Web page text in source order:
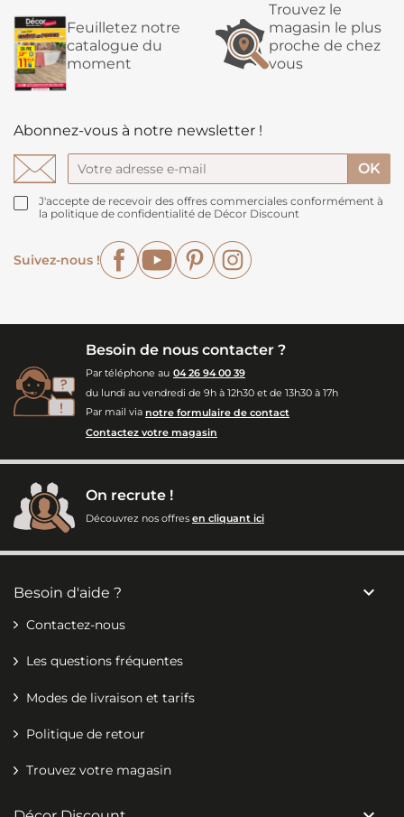
Feuilletez notre
catalogue du
moment
Trouvez le
magasin le plus
proche de chez
vous
Abonnez-vous à notre newsletter !
J'accepte de recevoir des offres commerciales conformément à
la politique de confidentialité de Décor Discount
Suivez-nous !
FacebookYouTubePinterest
Besoin de nous contacter ?
Par téléphone au 04 26 94 00 39
du lundi au vendredi de 9h à 12h30 et de 13h30 à 17h
Par mail via notre formulaire de contact
Contactez votre magasin
On recrute !
Découvrez nos offres en cliquant ici
Besoin d'aide ? 
Contactez-nous
Les questions fréquentes
Modes de livraison et tarifs
Politique de retour
Trouvez votre magasin